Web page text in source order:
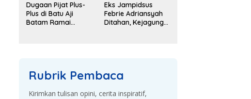
Dugaan Pijat Plus-
Plus di Batu Aji
Batam Ramai
Eks Jampidsus
Febrie Adriansyah
Ditahan, Kejagung
Rubrik Pembaca
Kirimkan tulisan opini, cerita inspiratif,